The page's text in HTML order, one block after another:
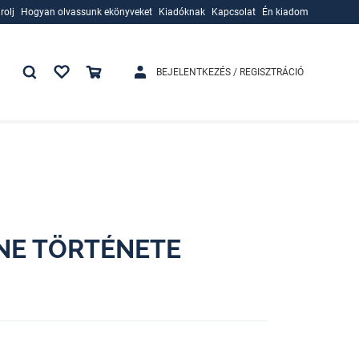
Hogyan olvassunk ekönyveket
Kiadóknak
Kapcsolat Én kiadom
BEJELENTKEZÉS / REGISZTRÁCIÓ
TÖRTÉNETE